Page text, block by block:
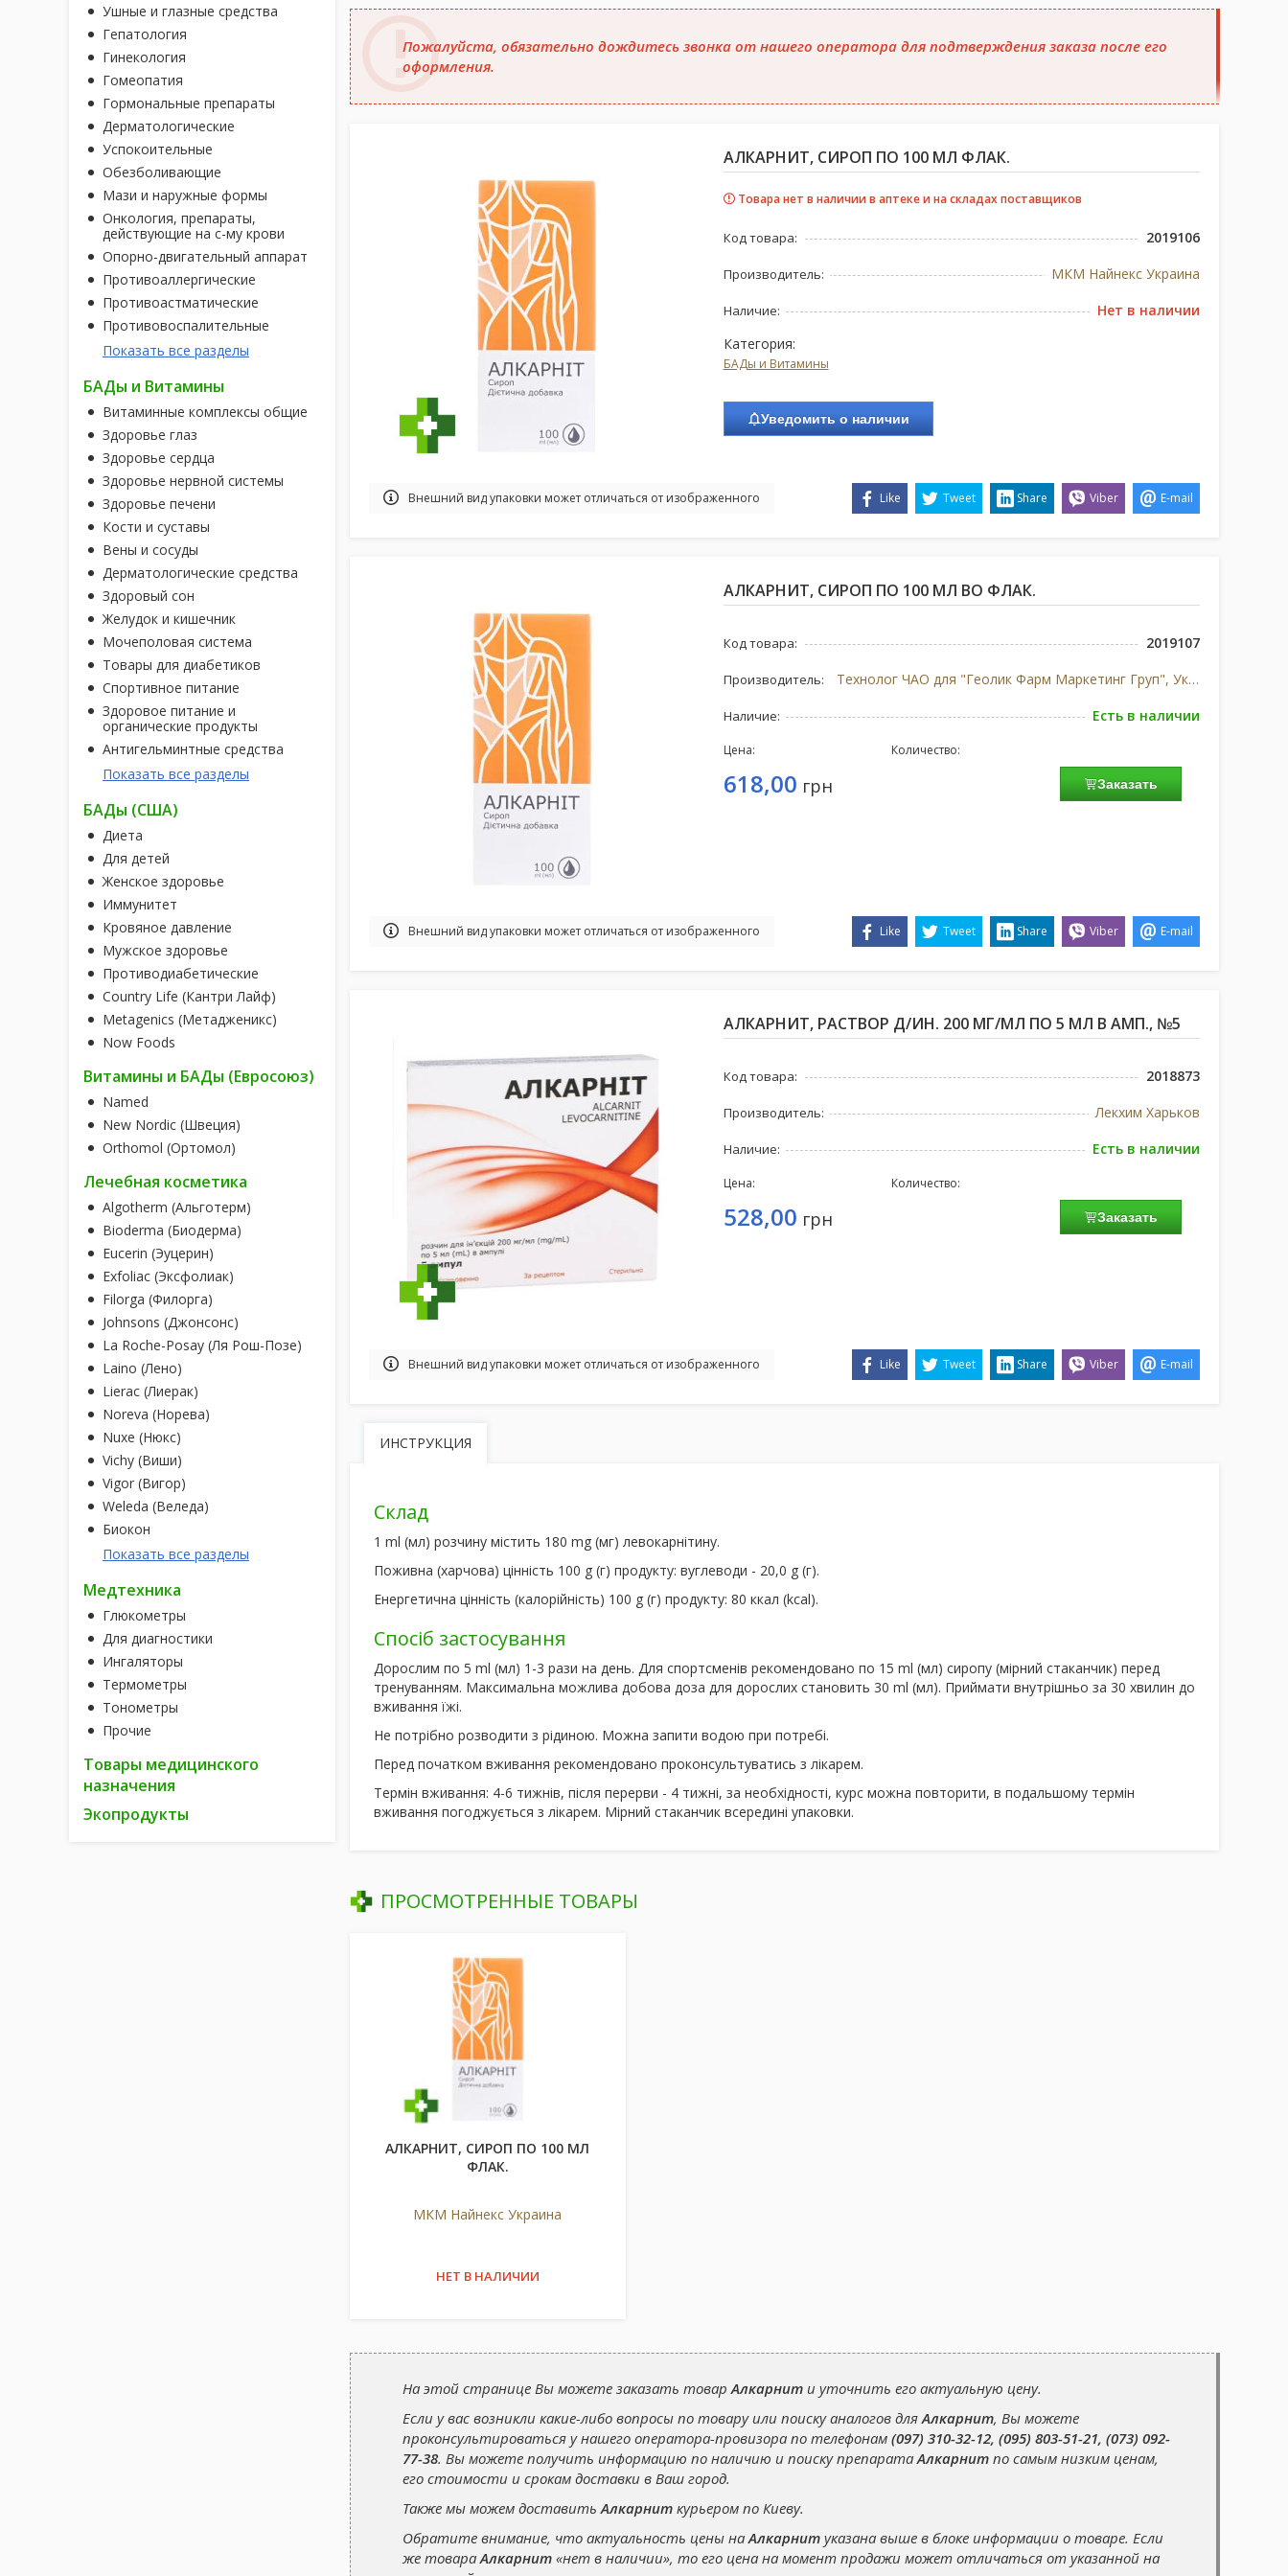
Ушные и глазные средства
Гепатология
Гинекология
Гомеопатия
Гормональные препараты
Дерматологические
Успокоительные
Обезболивающие
Мази и наружные формы
Онкология, препараты,
действующие на с-му крови
Опорно-двигательный аппарат
Противоаллергические
Противоастматические
Противовоспалительные
Показать все разделы
БАДы и Витамины
Витаминные комплексы общие
Здоровье глаз
Здоровье сердца
Здоровье нервной системы
Здоровье печени
Кости и суставы
Вены и сосуды
Дерматологические средства
Здоровый сон
Желудок и кишечник
Мочеполовая система
Товары для диабетиков
Спортивное питание
Здоровое питание и
органические продукты
Антигельминтные средства
Показать все разделы
БАДы (США)
Диета
Для детей
Женское здоровье
Иммунитет
Кровяное давление
Мужское здоровье
Противодиабетические
Country Life (Кантри Лайф)
Metagenics (Метадженикс)
Now Foods
Витамины и БАДы (Евросоюз)
Named
New Nordic (Швеция)
Orthomol (Ортомол)
Лечебная косметика
Algotherm (Альготерм)
Bioderma (Биодерма)
Eucerin (Эуцерин)
Exfoliac (Эксфолиак)
Filorga (Филорга)
Johnsons (Джонсонс)
La Roche-Posay (Ля Рош-Позе)
Laino (Лено)
Lierac (Лиерак)
Noreva (Норева)
Nuxe (Нюкс)
Vichy (Виши)
Vigor (Вигор)
Weleda (Веледа)
Биокон
Показать все разделы
Медтехника
Глюкометры
Для диагностики
Ингаляторы
Термометры
Тонометры
Прочие
Товары медицинского
назначения
Экопродукты
Пожалуйста, обязательно дождитесь звонка от нашего оператора для подтверждения заказа после его
оформления.
АЛКАРНИТ, СИРОП ПО 100 МЛ ФЛАК.
Товара нет в наличии в аптеке и на складах поставщиков
Код товара: 2019106
Производитель: МКМ Найнекс Украина
Наличие:
Нет в наличии
Категория:
БАДы и Витамины
Уведомить о наличии
Внешний вид упаковки может отличаться от изображенного Like Tweet Share Viber E-mail
АЛКАРНИТ, СИРОП ПО 100 МЛ ВО ФЛАК.
Код товара: 2019107
Производитель: Технолог ЧАО для "Геолик Фарм Маркетинг Груп", Украина
Наличие: Есть в наличии
Цена:
618,00 грн
Количество:
Заказать
Внешний вид упаковки может отличаться от изображенного Like Tweet Share Viber E-mail
АЛКАРНИТ, РАСТВОР Д/ИН. 200 МГ/МЛ ПО 5 МЛ В АМП., №5
Код товара: 2018873
Производитель: Лекхим Харьков
Наличие: Есть в наличии
Цена:
528,00 грн
Количество:
Заказать
Внешний вид упаковки может отличаться от изображенного Like Tweet Share Viber E-mail
ИНСТРУКЦИЯ
Склад
1 ml (мл) розчину містить 180 mg (мг) левокарнітину.
Поживна (харчова) цінність 100 g (г) продукту: вуглеводи - 20,0 g (г).
Енергетична цінність (калорійність) 100 g (г) продукту: 80 ккал (kcal).
Спосіб застосування
Дорослим по 5 ml (мл) 1-3 рази на день. Для спортсменів рекомендовано по 15 ml (мл) сиропу (мірний стаканчик) перед
тренуванням. Максимальна можлива добова доза для дорослих становить 30 ml (мл). Приймати внутрішньо за 30 хвилин до
вживання їжі.
Не потрібно розводити з рідиною. Можна запити водою при потребі.
Перед початком вживання рекомендовано проконсультуватись з лікарем.
Термін вживання: 4-6 тижнів, після перерви - 4 тижні, за необхідності, курс можна повторити, в подальшому термін
вживання погоджується з лікарем. Мірний стаканчик всередині упаковки.
ПРОСМОТРЕННЫЕ ТОВАРЫ
АЛКАРНИТ, СИРОП ПО 100 МЛ
ФЛАК.
МКМ Найнекс Украина
НЕТ В НАЛИЧИИ
На этой странице Вы можете заказать товар Алкарнити уточнить его актуальную цену.
Если у вас возникли какие-либо вопросы по товару или поиску аналогов для Алкарнит, Вы можете
проконсультироваться у нашего оператора-провизора по телефонам (097) 310-32-12, (095) 803-51-21, (073) 092-
77-38. Вы можете получить информацию по наличию и поиску препарата Алкарнитпо самым низким ценам,
его стоимости и срокам доставки в Ваш город.
Также мы можем доставить Алкарниткурьером по Киеву.
Обратите внимание, что актуальность цены на Алкарнитуказана выше в блоке информации о товаре. Если
же товара Алкарнит«нет в наличии», то его цена на момент продажи может отличаться от указанной на